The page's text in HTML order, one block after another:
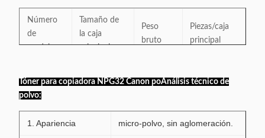
Número
de
modelo
Tamaño de
la caja
principal
Peso
bruto
Piezas/caja
principal
Tóner para copiadora NPG32 Canon poAnálisis técnico de
polvo:
1. Apariencia micro-polvo, sin aglomeración.